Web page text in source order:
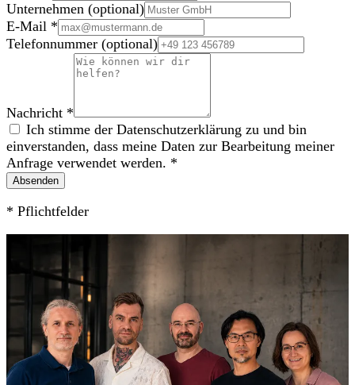
Unternehmen (optional)
E-Mail *
Telefonnummer (optional)
Nachricht *
Ich stimme der Datenschutzerklärung zu und bin
einverstanden, dass meine Daten zur Bearbeitung meiner
Anfrage verwendet werden. *
Absenden
* Pflichtfelder